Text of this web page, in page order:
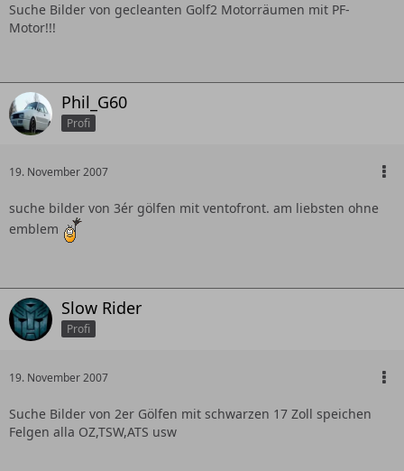
Suche Bilder von gecleanten Golf2 Motorräumen mit PF-
Motor!!!
Phil_G60
Profi
19. November 2007
suche bilder von 3ér gölfen mit ventofront. am liebsten ohne
emblem
Slow Rider
Profi
19. November 2007
Suche Bilder von 2er Gölfen mit schwarzen 17 Zoll speichen
Felgen alla OZ,TSW,ATS usw